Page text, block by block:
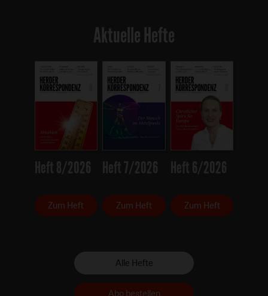
Aktuelle Hefte
Heft 8/2026
Zum Heft
Heft 7/2026
Zum Heft
Heft 6/2026
Zum Heft
Alle Hefte
Abo bestellen